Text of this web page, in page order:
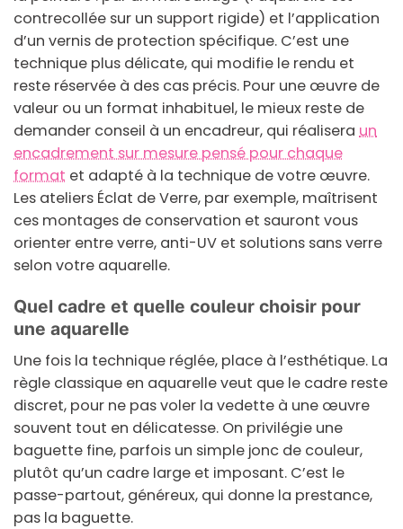
contrecollée sur un support rigide) et l’application
d’un vernis de protection spécifique. C’est une
technique plus délicate, qui modifie le rendu et
reste réservée à des cas précis. Pour une œuvre de
valeur ou un format inhabituel, le mieux reste de
demander conseil à un encadreur, qui réalisera un
encadrement sur mesure pensé pour chaque
format et adapté à la technique de votre œuvre.
Les ateliers Éclat de Verre, par exemple, maîtrisent
ces montages de conservation et sauront vous
orienter entre verre, anti-UV et solutions sans verre
selon votre aquarelle.
Quel cadre et quelle couleur choisir pour
une aquarelle
Une fois la technique réglée, place à l’esthétique. La
règle classique en aquarelle veut que le cadre reste
discret, pour ne pas voler la vedette à une œuvre
souvent tout en délicatesse. On privilégie une
baguette fine, parfois un simple jonc de couleur,
plutôt qu’un cadre large et imposant. C’est le
passe-partout, généreux, qui donne la prestance,
pas la baguette.